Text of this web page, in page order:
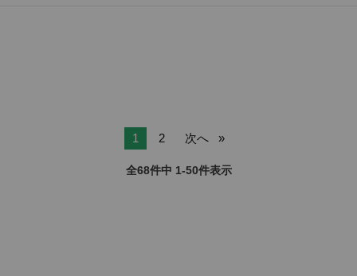
1 2 次へ
全68件中 1-50件表示